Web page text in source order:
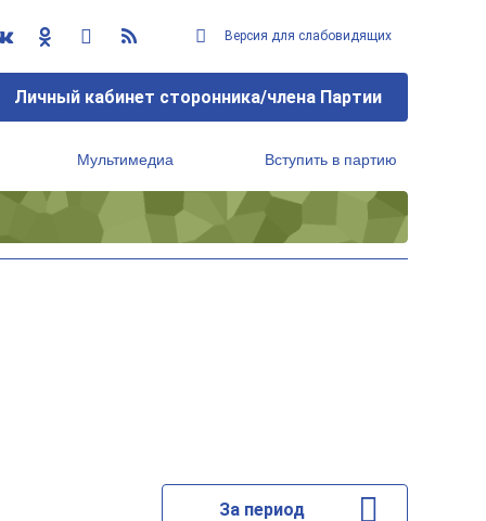
Версия для слабовидящих
Личный кабинет сторонника/члена Партии
Мультимедиа Вступить в партию
За период